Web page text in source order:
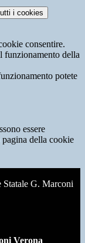
i cookies
consentire.
funzionamento della
potete
essere
della cookie
Statale G. Marconi
Verona